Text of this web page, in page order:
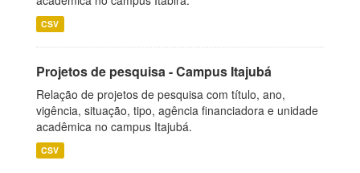
CSV
Projetos de pesquisa - Campus Itajubá
Relação de projetos de pesquisa com título, ano,
vigência, situação, tipo, agência financiadora e unidade
acadêmica no campus Itajubá.
CSV